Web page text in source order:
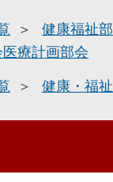
健康福祉部
療計画部会
健康・福祉